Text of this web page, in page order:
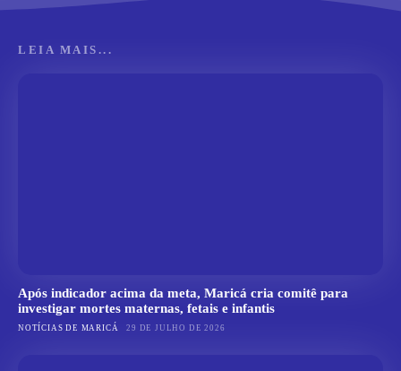
LEIA MAIS...
Após indicador acima da meta, Maricá cria comitê para
investigar mortes maternas, fetais e infantis
NOTÍCIAS DE MARICÁ 29 DE JULHO DE 2026